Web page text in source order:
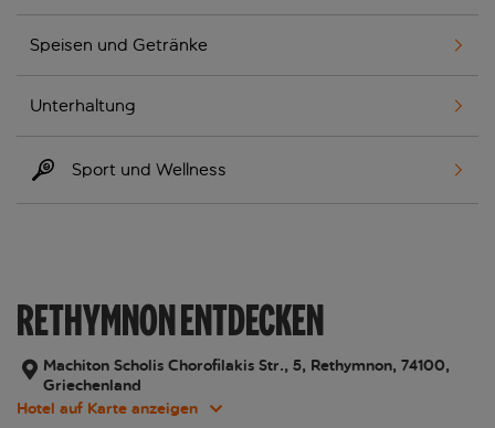
Speisen und Getränke
Unterhaltung
Sport und Wellness
RETHYMNON ENTDECKEN
Machiton Scholis Chorofilakis Str., 5, Rethymnon, 74100,
Griechenland
Hotel auf Karte anzeigen